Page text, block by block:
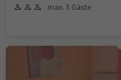
max. 3 Gäste